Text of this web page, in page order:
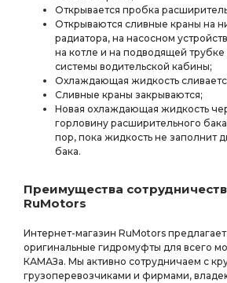
Открывается пробка
Открываются сливные краны на
радиатора, на насосном
на котле и на подводящей трубке
системы водительской кабины;
Охлаждающая жидкость
Сливные краны закрываются;
Новая охлаждающая жидкость
горловину расширительного
пор, пока жидкость не заполнит
бака.
Преимущества
RuMotors
Интернет-магазин RuMotors
оригинальные гидромуфты для всего
КАМАЗа. Мы активно сотрудничаем с
грузоперевозчиками и фирмами,